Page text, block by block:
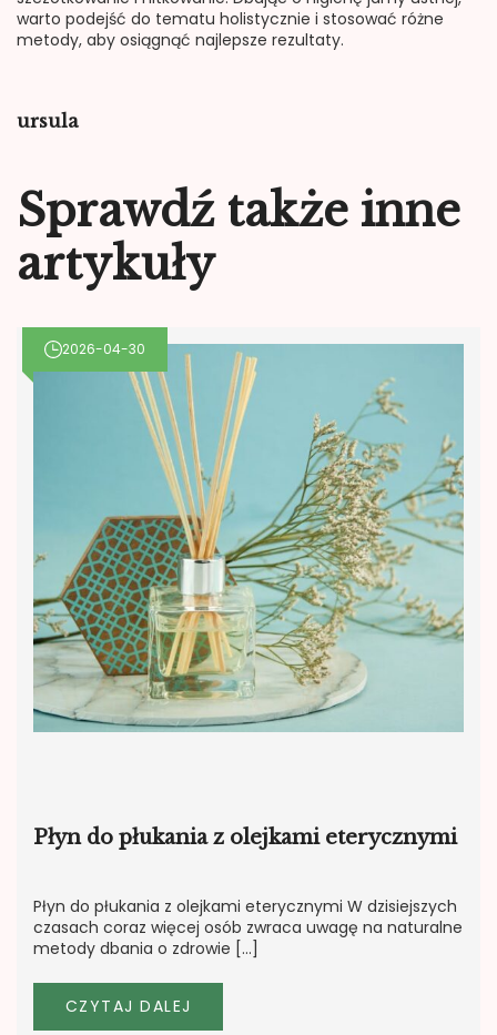
warto podejść do tematu holistycznie i stosować różne
metody, aby osiągnąć najlepsze rezultaty.
ursula
Sprawdź także inne
artykuły
2026-04-30
Płyn do płukania z olejkami eterycznymi
Płyn do płukania z olejkami eterycznymi W dzisiejszych
czasach coraz więcej osób zwraca uwagę na naturalne
metody dbania o zdrowie […]
CZYTAJ DALEJ